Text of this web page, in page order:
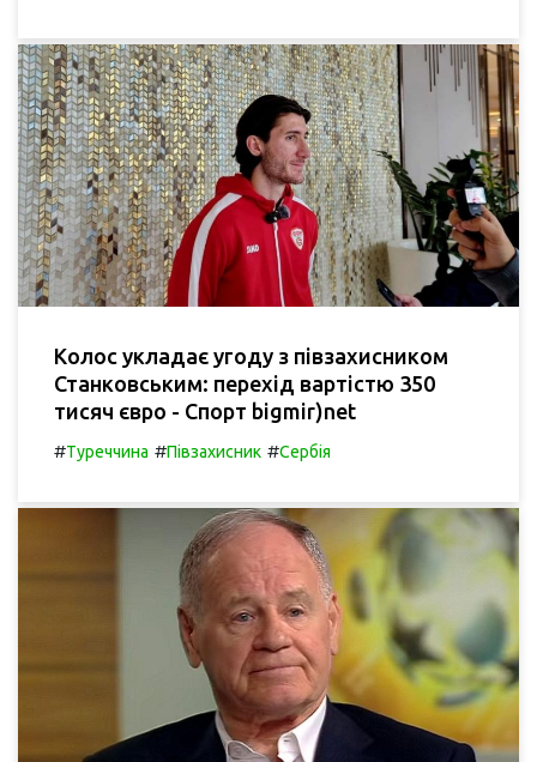
Колос укладає угоду з півзахисником
Станковським: перехід вартістю 350
тисяч євро - Спорт bigmir)net
#Туреччина #Півзахисник #Сербія